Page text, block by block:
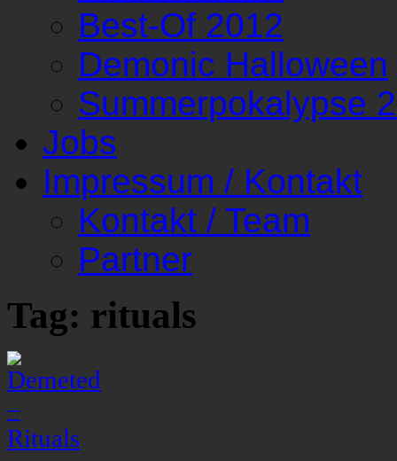
Best-Of 2012
Demonic Halloween
Summerpokalypse
Jobs
Impressum / Kontakt
Kontakt / Team
Partner
Tag: rituals